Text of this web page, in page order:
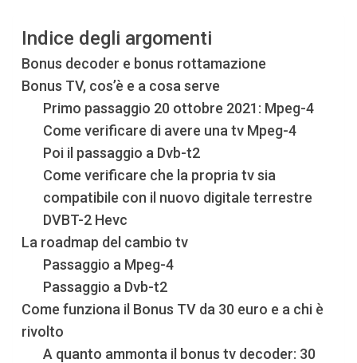
Indice degli argomenti
Bonus decoder e bonus rottamazione
Bonus TV, cos’è e a cosa serve
Primo passaggio 20 ottobre 2021: Mpeg-4
Come verificare di avere una tv Mpeg-4
Poi il passaggio a Dvb-t2
Come verificare che la propria tv sia
compatibile con il nuovo digitale terrestre
DVBT-2 Hevc
La roadmap del cambio tv
Passaggio a Mpeg-4
Passaggio a Dvb-t2
Come funziona il Bonus TV da 30 euro e a chi è
rivolto
A quanto ammonta il bonus tv decoder: 30